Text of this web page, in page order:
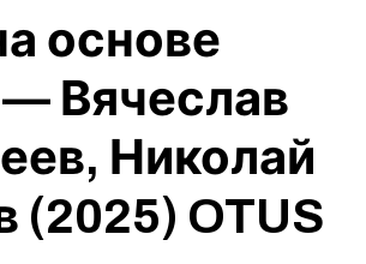
основе
Вячеслав
Николай
(2025) OTUS